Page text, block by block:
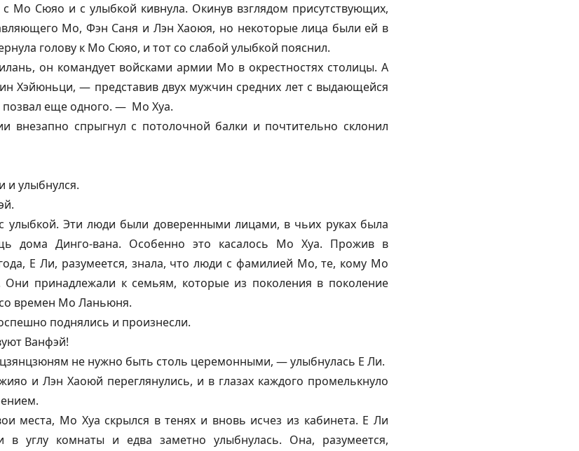
Мо Сюяо и с улыбкой кивнула. Окинув взглядом присутствующих,
Мо, Фэн Саня и Лэн Хаоюя, но некоторые лица были ей в
голову к Мо Сюяо, и тот со слабой улыбкой пояснил.
он командует войсками армии Мо в окрестностях столицы. А
Хэйюньци, — представив двух мужчин средних лет с выдающейся
еще одного. — Мо Хуа.
внезапно спрыгнул с потолочной балки и почтительно склонил
и улыбнулся.
улыбкой. Эти люди были доверенными лицами, в чьих руках была
дома Динго-вана. Особенно это касалось Мо Хуа. Прожив в
Е Ли, разумеется, знала, что люди с фамилией Мо, те, кому Мо
принадлежали к семьям, которые из поколения в поколение
времен Мо Ланьюня.
поднялись и произнесли.
Ванфэй!
не нужно быть столь церемонными, — улыбнулась Е Ли.
и Лэн Хаоюй переглянулись, и в глазах каждого промелькнуло
места, Мо Хуа скрылся в тенях и вновь исчез из кабинета. Е Ли
в углу комнаты и едва заметно улыбнулась. Она, разумеется,